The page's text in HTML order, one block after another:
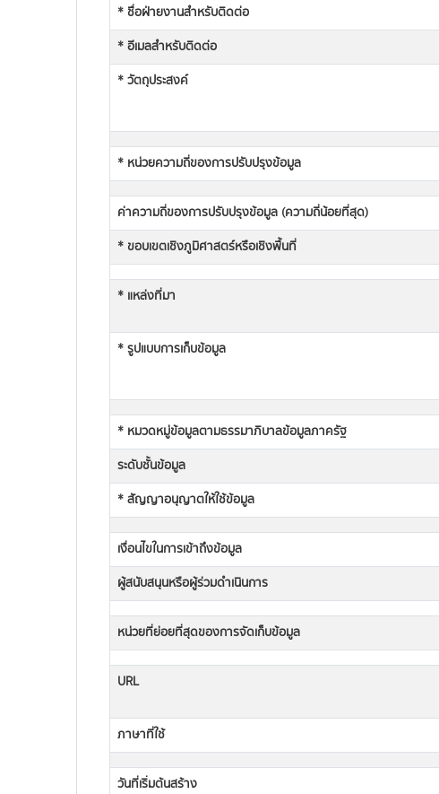
* ชื่อฝ่ายงานสำหรับติดต่อ
* อีเมลสำหรับติดต่อ
* วัตถุประสงค์
* หน่วยความถี่ของการปรับปรุงข้อมูล
ค่าความถี่ของการปรับปรุงข้อมูล (ความถี่น้อยที่สุด)
* ขอบเขตเชิงภูมิศาสตร์หรือเชิงพื้นที่
* แหล่งที่มา
* รูปแบบการเก็บข้อมูล
* หมวดหมู่ข้อมูลตามธรรมาภิบาลข้อมูลภาครัฐ
ระดับชั้นข้อมูล
* สัญญาอนุญาตให้ใช้ข้อมูล
เงื่อนไขในการเข้าถึงข้อมูล
ผู้สนับสนุนหรือผู้ร่วมดำเนินการ
หน่วยที่ย่อยที่สุดของการจัดเก็บข้อมูล
URL
ภาษาที่ใช้
วันที่เริ่มต้นสร้าง